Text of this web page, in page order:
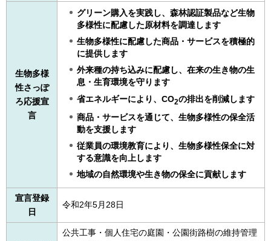
生物多様
性さっぽ
ろ応援宣
言
グリーン購入を実践し、森林認証製品など生物
多様性に配慮した原材料を調達します
生物多様性に配慮した商品・サービスを積極的
に提供します
外来種の持ち込みに配慮し、在来の生き物の生
息・生育環境を守ります
省エネルギーにより、CO2の排出を削減します
商品・サービスを通じて、生物多様性の保全活
動を支援します
従業員の環境教育により、生物多様性保全に対
する意識を向上します
地域の自然環境や生き物の保全に貢献します
宣言登録
日
令和2年5月28日
公共工事・個人住宅の庭園・公園街路樹の維持管理